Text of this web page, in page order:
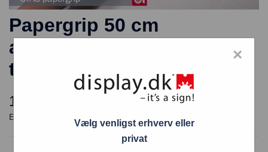
Papergrip 50 cm
aluminiums skinne i hvid
textur
105,00
Vælg venligst erhverv eller
privat
×